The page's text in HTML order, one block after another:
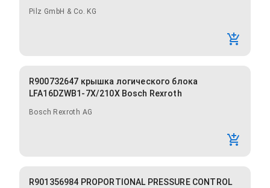
Pilz GmbH & Co. KG
R900732647 крышка логического блока
LFA16DZWB1-7X/210X Bosch Rexroth
Bosch Rexroth AG
R901356984 PROPORTIONAL PRESSURE CONTROL